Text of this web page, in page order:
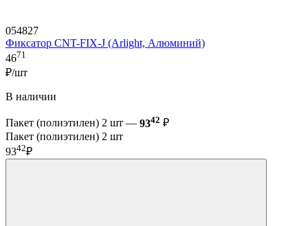
054827
Фиксатор CNT-FIX-J (Arlight, Алюминий)
4671
₽/шт
В наличии
Пакет (полиэтилен) 2 шт — 9342 ₽
Пакет (полиэтилен) 2 шт
9342₽